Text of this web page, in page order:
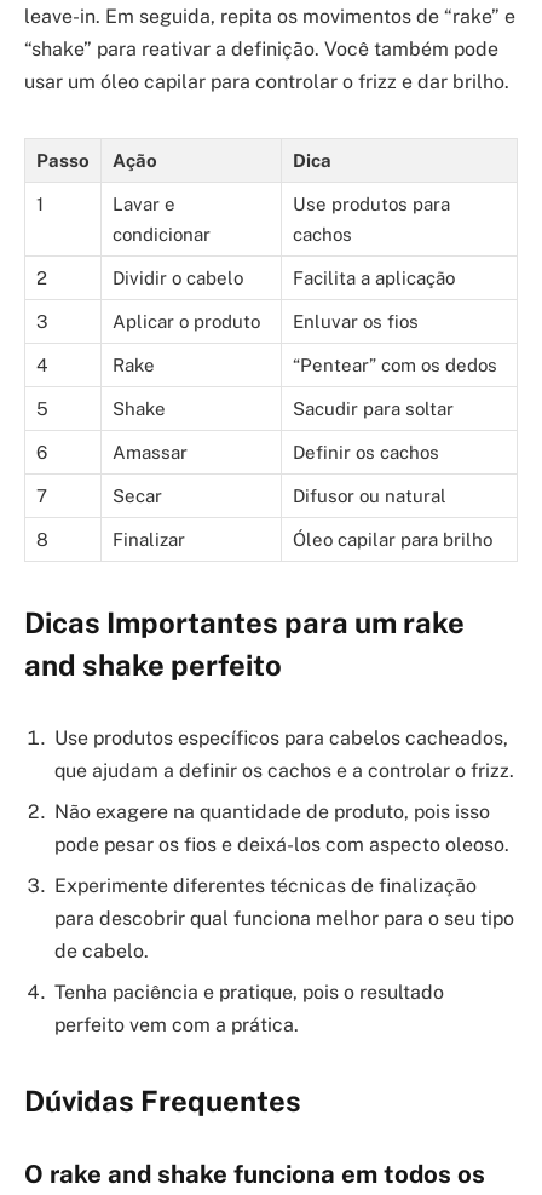
leave-in. Em seguida, repita os movimentos de “rake” e
“shake” para reativar a definição. Você também pode
usar um óleo capilar para controlar o frizz e dar brilho.
Passo Ação Dica
1
Lavar e
condicionar
Use produtos para
cachos
2 Dividir o cabelo Facilita a aplicação
3 Aplicar o produto Enluvar os fios
4 Rake “Pentear” com os dedos
5 Shake Sacudir para soltar
6 Amassar Definir os cachos
7 Secar Difusor ou natural
8 Finalizar Óleo capilar para brilho
Dicas Importantes para um rake
and shake perfeito
Use produtos específicos para cabelos cacheados,
que ajudam a definir os cachos e a controlar o frizz.
Não exagere na quantidade de produto, pois isso
pode pesar os fios e deixá-los com aspecto oleoso.
Experimente diferentes técnicas de finalização
para descobrir qual funciona melhor para o seu tipo
de cabelo.
Tenha paciência e pratique, pois o resultado
perfeito vem com a prática.
Dúvidas Frequentes
O rake and shake funciona em todos os